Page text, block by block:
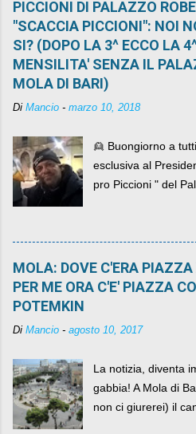
PICCIONI DI PALAZZO
"SCACCIA PICCIONI": NOI
SI? (DOPO LA 3^ ECCO LA
MENSILITA' SENZA IL
MOLA DI BARI)
Di Mancio - marzo 10, 2018
👱 Buongiorno a
esclusiva al
pro Piccioni " del
come definirlo...
MOLA: DOVE C'ERA
PER ME ORA C'E' PIAZZA
POTEMKIN
Di Mancio - agosto 10, 2017
La notizia, diventa
gabbia! A Mola di
non ci giurerei) il